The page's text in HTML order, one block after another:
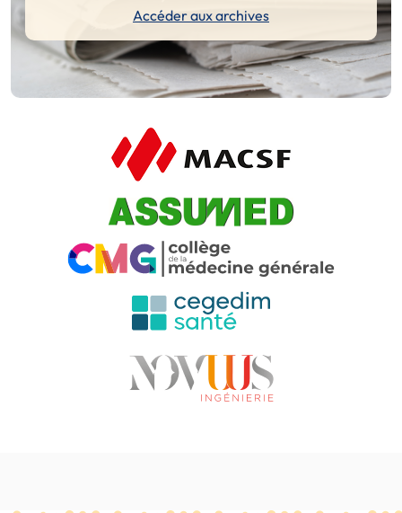
Accéder aux archives